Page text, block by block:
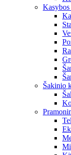
Kasybos
Šakinio